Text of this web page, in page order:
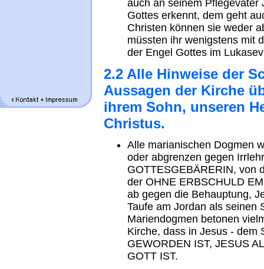
auch an seinem Pflegevater
Gottes erkennt, dem geht
Christen können sie weder
müssten ihr wenigstens mit
der Engel Gottes im
2.2 Alle Hinweise der
Aussagen der Kirche
ihrem Sohn, unseren
Christus.
Alle marianischen Dogmen
oder abgrenzen gegen
GOTTESGEBÄRERIN, von
der OHNE ERBSCHULD
ab gegen die Behauptung,
Taufe am Jordan als seinen
Mariendogmen betonen
Kirche, dass in Jesus - dem
GEWORDEN IST, JESUS
GOTT IST.